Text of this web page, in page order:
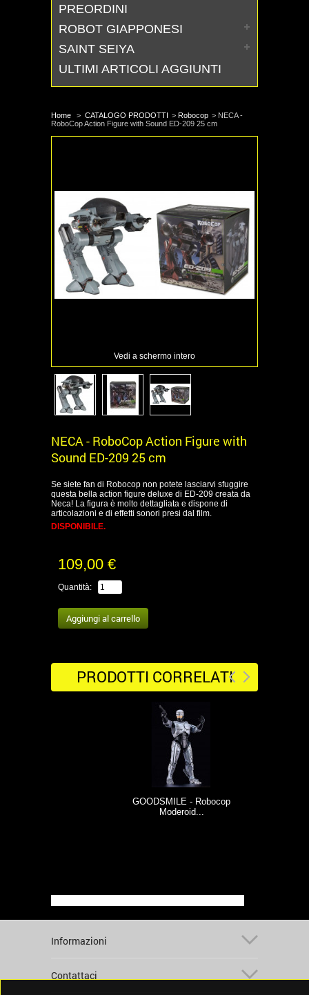
PREORDINI
ROBOT GIAPPONESI
SAINT SEIYA
ULTIMI ARTICOLI AGGIUNTI
Home > CATALOGO PRODOTTI > Robocop > NECA -
RoboCop Action Figure with Sound ED-209 25 cm
Vedi a schermo intero
NECA - RoboCop Action Figure with
Sound ED-209 25 cm
Se siete fan di Robocop non potete lasciarvi sfuggire
questa bella action figure deluxe di ED-209 creata da
Neca! La figura è molto dettagliata e dispone di
articolazioni e di effetti sonori presi dal film.
DISPONIBILE.
109,00 €
Quantità:
PRODOTTI CORRELATI
GOODSMILE - Robocop
Moderoid...
Informazioni
Contattaci